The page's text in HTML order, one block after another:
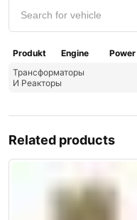
Produkt Engine Power
Трансформаторы
И Реакторы
Related products